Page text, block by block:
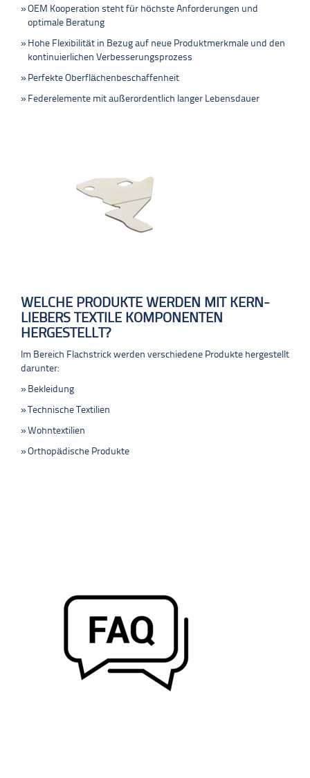
OEM Kooperation steht für höchste Anforderungen und
optimale Beratung
Hohe Flexibilität in Bezug auf neue Produktmerkmale und den
kontinuierlichen Verbesserungsprozess
Perfekte Oberflächenbeschaffenheit
Federelemente mit außerordentlich langer Lebensdauer
WELCHE PRODUKTE WERDEN MIT KERN-
LIEBERS TEXTILE KOMPONENTEN
HERGESTELLT?
Im Bereich Flachstrick werden verschiedene Produkte hergestellt
darunter:
Bekleidung
Technische Textilien
Wohntextilien
Orthopädische Produkte